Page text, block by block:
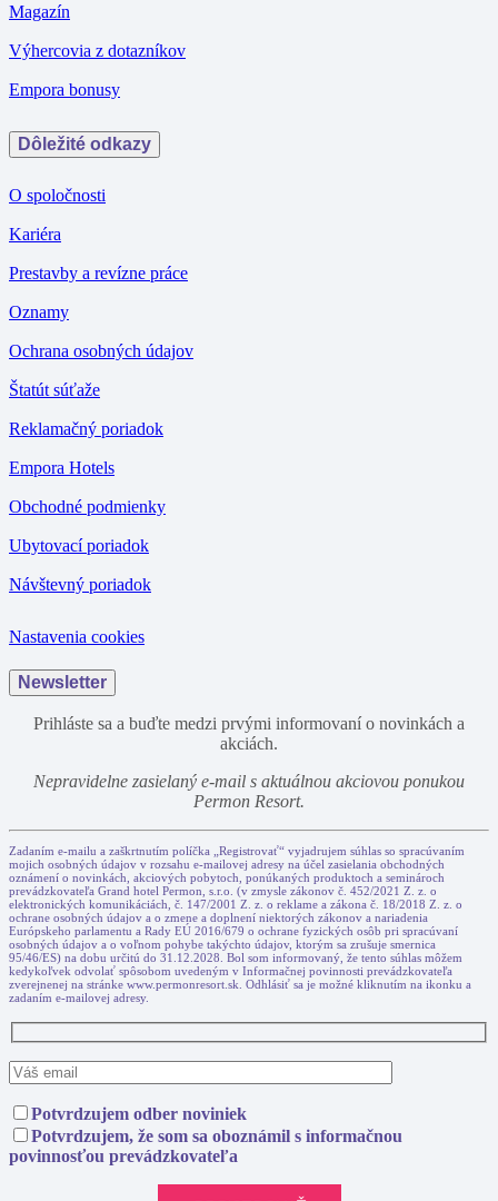
Magazín
Výhercovia z dotazníkov
Empora bonusy
Dôležité odkazy
O spoločnosti
Kariéra
Prestavby a revízne práce
Oznamy
Ochrana osobných údajov
Štatút súťaže
Reklamačný poriadok
Empora Hotels
Obchodné podmienky
Ubytovací poriadok
Návštevný poriadok
Nastavenia cookies
Newsletter
Prihláste sa a buďte medzi prvými informovaní o novinkách a
akciách.
Nepravidelne zasielaný e-mail s aktuálnou akciovou ponukou
Permon Resort.
Zadaním e-mailu a zaškrtnutím políčka „Registrovať“ vyjadrujem súhlas so spracúvaním
mojich osobných údajov v rozsahu e-mailovej adresy na účel zasielania obchodných
oznámení o novinkách, akciových pobytoch, ponúkaných produktoch a seminároch
prevádzkovateľa Grand hotel Permon, s.r.o. (v zmysle zákonov č. 452/2021 Z. z. o
elektronických komunikáciách, č. 147/2001 Z. z. o reklame a zákona č. 18/2018 Z. z. o
ochrane osobných údajov a o zmene a doplnení niektorých zákonov a nariadenia
Európskeho parlamentu a Rady EÚ 2016/679 o ochrane fyzických osôb pri spracúvaní
osobných údajov a o voľnom pohybe takýchto údajov, ktorým sa zrušuje smernica
95/46/ES) na dobu určitú do 31.12.2028. Bol som informovaný, že tento súhlas môžem
kedykoľvek odvolať spôsobom uvedeným v Informačnej povinnosti prevádzkovateľa
zverejnenej na stránke www.permonresort.sk. Odhlásiť sa je možné kliknutím na ikonku a
zadaním e-mailovej adresy.
Potvrdzujem odber noviniek
Potvrdzujem, že som sa oboznámil s informačnou
povinnosťou prevádzkovateľa